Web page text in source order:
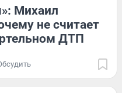
Михаил
не считает
ДТП